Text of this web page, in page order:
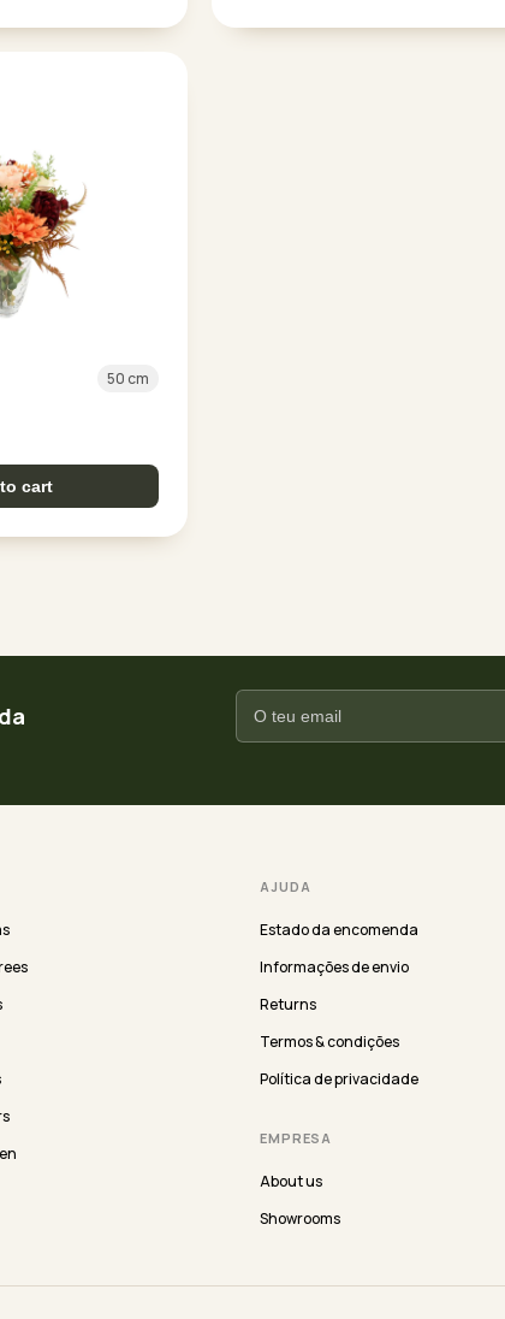
50 cm
cart
AJUDA
Estado da encomenda
Informações de envio
Returns
Termos & condições
Política de privacidade
EMPRESA
About us
Showrooms